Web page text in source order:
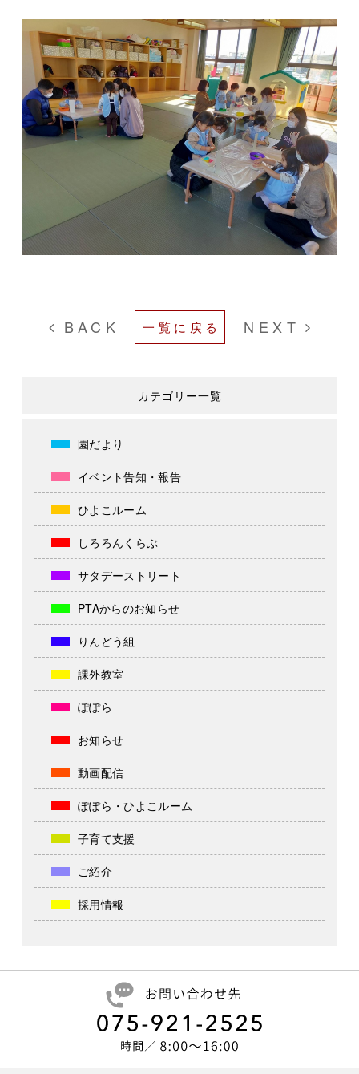
BACK 一覧に戻る NEXT
カテゴリー一覧
園だより
イベント告知・報告
ひよこルーム
しろろんくらぶ
サタデーストリート
PTAからのお知らせ
りんどう組
課外教室
ぽぽら
お知らせ
動画配信
ぽぽら・ひよこルーム
子育て支援
ご紹介
採用情報